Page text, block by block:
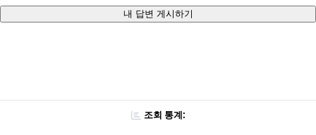
내 답변 게시하기
조회 통계: